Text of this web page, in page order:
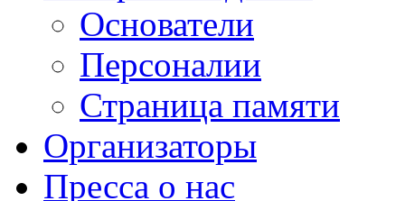
Основатели
Персоналии
Страница памяти
Организаторы
Пресса о нас